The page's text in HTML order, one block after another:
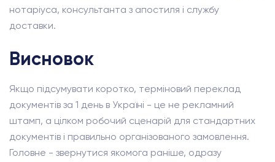
нотаріуса, консультанта з апостиля і службу
доставки.
Висновок
Якщо підсумувати коротко, терміновий переклад
документів за 1 день в Україні - це не рекламний
штамп, а цілком робочий сценарій для стандартних
документів і правильно організованого замовлення.
Головне - звернутися якомога раніше, одразу